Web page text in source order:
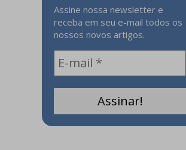
Assine nossa newsletter e
receba em seu e-mail todos os
nossos novos artigos.